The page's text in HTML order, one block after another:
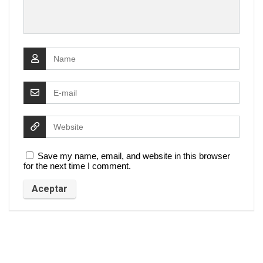
Save my name, email, and website in this browser
for the next time I comment.